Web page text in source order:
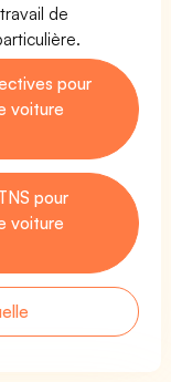
de
pour
voiture
pour
voiture